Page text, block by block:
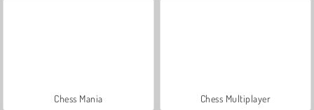
Chess Mania Chess Multiplayer